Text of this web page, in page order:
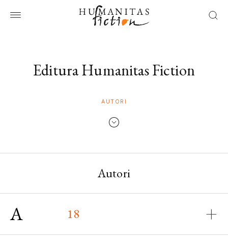
Editura Humanitas Fiction
AUTORI
Autori
A 18